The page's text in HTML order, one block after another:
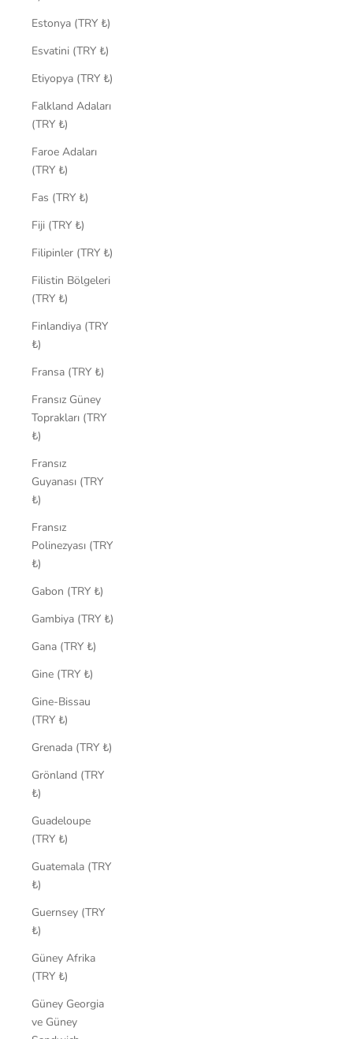
Estonya (TRY ₺)
Esvatini (TRY ₺)
Etiyopya (TRY ₺)
Falkland Adaları
(TRY ₺)
Faroe Adaları
(TRY ₺)
Fas (TRY ₺)
Fiji (TRY ₺)
Filipinler (TRY ₺)
Filistin Bölgeleri
(TRY ₺)
Finlandiya (TRY
₺)
Fransa (TRY ₺)
Fransız Güney
Toprakları (TRY
₺)
Fransız
Guyanası (TRY
₺)
Fransız
Polinezyası (TRY
₺)
Gabon (TRY ₺)
Gambiya (TRY ₺)
Gana (TRY ₺)
Gine (TRY ₺)
Gine-Bissau
(TRY ₺)
Grenada (TRY ₺)
Grönland (TRY
₺)
Guadeloupe
(TRY ₺)
Guatemala (TRY
₺)
Guernsey (TRY
₺)
Güney Afrika
(TRY ₺)
Güney Georgia
ve Güney